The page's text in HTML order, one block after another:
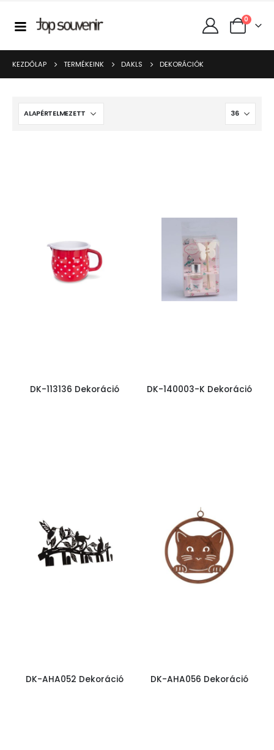
0
KEZDŐLAP TERMÉKEINK DAKLS DEKORÁCIÓK
DK-113136 Dekoráció DK-140003-K Dekoráció
DK-AHA052 Dekoráció DK-AHA056 Dekoráció